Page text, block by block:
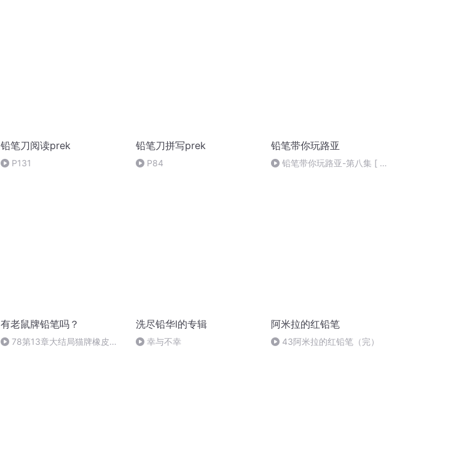
铅笔刀阅读prek
P131
铅笔刀拼写prek
P84
铅笔带你玩路亚
铅笔带你玩路亚-第八集 [ 如
有老鼠牌铅笔吗？
78第13章大结局猫牌橡皮出
洗尽铅华l的专辑
幸与不幸
阿米拉的红铅笔
43阿米拉的红铅笔（完）